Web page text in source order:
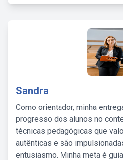
Sandra
Como orientador, minha
progresso dos alunos no
técnicas pedagógicas que
autênticas e são
entusiasmo. Minha meta é